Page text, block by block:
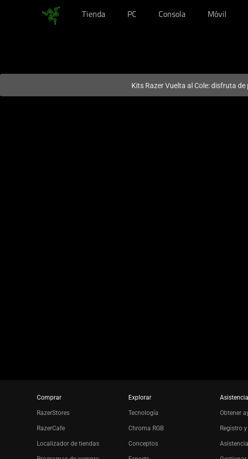
Tienda PC Consola Móvil
Kits Razer Vuelta al Cole: disfruta
Comprar
RazerStores
RazerCafe
Localizador de tiendas
Explorar
Tecnología
Chroma RGB
Conceptos
Asistencia
Obtener
Registro